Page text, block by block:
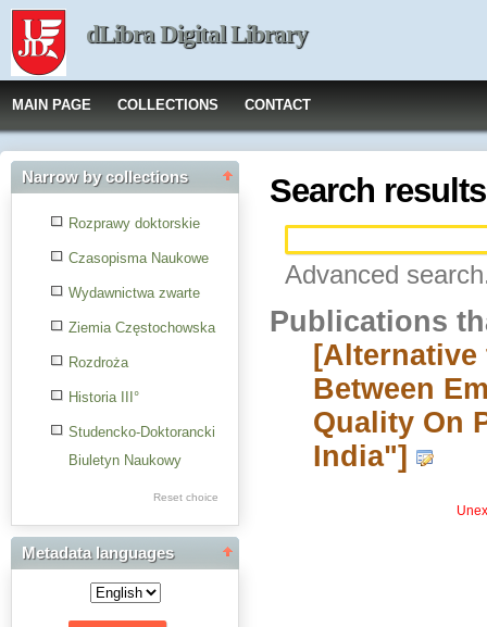
dLibra Digital Library
MAIN PAGE COLLECTIONS CONTACT
Narrow by collections
Rozprawy doktorskie
Czasopisma Naukowe
Wydawnictwa zwarte
Ziemia Częstochowska
Rozdroża
Historia III°
Studencko-Doktorancki
Biuletyn Naukowy
Res Academicae
Science Project Scripts
Biuletyn Informacyjny
WSP w Częstochowie
Reset choice
Metadata languages
Search results
Advanced
Publications
Between
Quality On
India"]